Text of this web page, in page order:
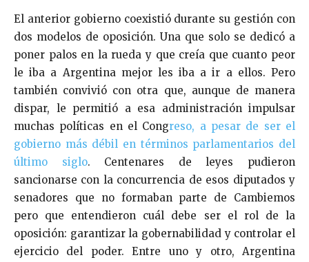
El anterior gobierno coexistió durante su gestión con
dos modelos de oposición. Una que solo se dedicó a
poner palos en la rueda y que creía que cuanto peor
le iba a Argentina mejor les iba a ir a ellos. Pero
también convivió con otra que, aunque de manera
dispar, le permitió a esa administración impulsar
muchas políticas en el Congreso, a pesar de ser el
gobierno más débil en términos parlamentarios del
último siglo. Centenares de leyes pudieron
sancionarse con la concurrencia de esos diputados y
senadores que no formaban parte de Cambiemos
pero que entendieron cuál debe ser el rol de la
oposición: garantizar la gobernabilidad y controlar el
ejercicio del poder. Entre uno y otro, Argentina